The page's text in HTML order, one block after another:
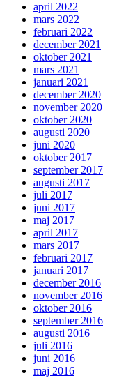
april 2022
mars 2022
februari 2022
december 2021
oktober 2021
mars 2021
januari 2021
december 2020
november 2020
oktober 2020
augusti 2020
juni 2020
oktober 2017
september 2017
augusti 2017
juli 2017
juni 2017
maj 2017
april 2017
mars 2017
februari 2017
januari 2017
december 2016
november 2016
oktober 2016
september 2016
augusti 2016
juli 2016
juni 2016
maj 2016